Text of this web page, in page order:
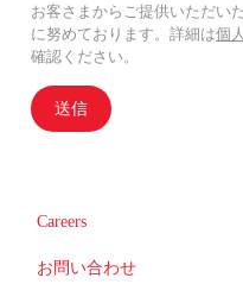
お客さまからご提供いただい
に努めております。詳細は個
確認ください。
送信
Careers
お問い合わせ